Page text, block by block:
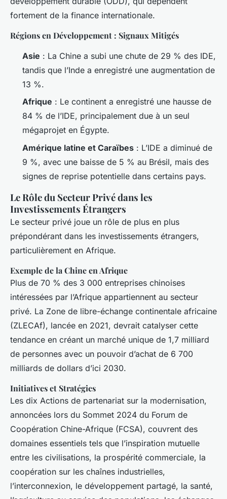
fortement de la finance internationale.
Régions en Développement : Signaux Mitigés
Asie : La Chine a subi une chute de 29 % des IDE,
tandis que l’Inde a enregistré une augmentation de
13 %.
Afrique : Le continent a enregistré une hausse de
84 % de l’IDE, principalement due à un seul
mégaprojet en Égypte.
Amérique latine et Caraïbes : L’IDE a diminué de
9 %, avec une baisse de 5 % au Brésil, mais des
signes de reprise potentielle dans certains pays.
Le Rôle du Secteur Privé dans les
Investissements Étrangers
Le secteur privé joue un rôle de plus en plus
prépondérant dans les investissements étrangers,
particulièrement en Afrique.
Exemple de la Chine en Afrique
Plus de 70 % des 3 000 entreprises chinoises
intéressées par l’Afrique appartiennent au secteur
privé. La Zone de libre-échange continentale africaine
(ZLECAf), lancée en 2021, devrait catalyser cette
tendance en créant un marché unique de 1,7 milliard
de personnes avec un pouvoir d’achat de 6 700
milliards de dollars d’ici 2030.
Initiatives et Stratégies
Les dix Actions de partenariat sur la modernisation,
annoncées lors du Sommet 2024 du Forum de
Coopération Chine-Afrique (FCSA), couvrent des
domaines essentiels tels que l’inspiration mutuelle
entre les civilisations, la prospérité commerciale, la
coopération sur les chaînes industrielles,
l’interconnexion, le développement partagé, la santé,